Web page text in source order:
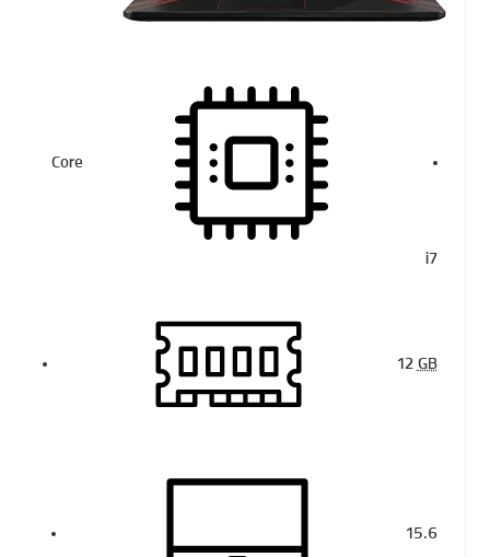
Core
i7
12GB
15.6